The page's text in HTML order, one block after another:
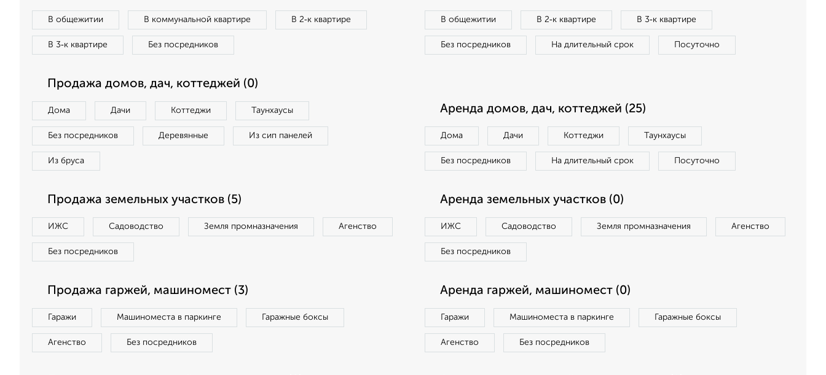
В общежитии В коммунальной квартире В 2‑к квартире
В 3‑к квартире Без посредников
В общежитии В 2‑к квартире В 3‑к квартире
Без посредников На длительный срок Посуточно
Продажа домов, дач, коттеджей (0)
Дома Дачи Коттеджи Таунхаусы
Без посредников Деревянные Из сип панелей
Из бруса
Аренда домов, дач, коттеджей (25)
Дома Дачи Коттеджи Таунхаусы
Без посредников На длительный срок Посуточно
Продажа земельных участков (5)
ИЖС Садоводство Земля промназначения Агенство
Без посредников
Аренда земельных участков (0)
ИЖС Садоводство Земля промназначения Агенство
Без посредников
Продажа гаржей, машиномест (3)
Гаражи Машиноместа в паркинге Гаражные боксы
Агенство Без посредников
Аренда гаржей, машиномест (0)
Гаражи Машиноместа в паркинге Гаражные боксы
Агенство Без посредников